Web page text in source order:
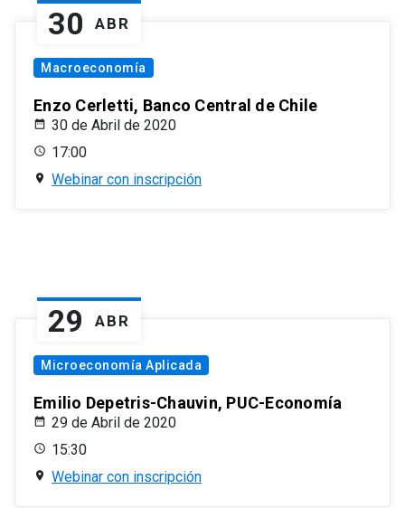
30 ABR
Macroeconomía
Enzo Cerletti, Banco Central de Chile
30 de Abril de 2020
17:00
Webinar con inscripción
29 ABR
Microeconomía Aplicada
Emilio Depetris-Chauvin, PUC-Economía
29 de Abril de 2020
15:30
Webinar con inscripción